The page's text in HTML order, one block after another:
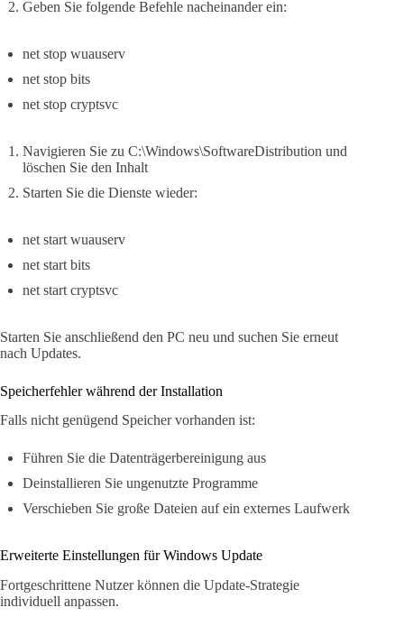
Geben Sie folgende Befehle nacheinander ein:
net stop wuauserv
net stop bits
net stop cryptsvc
Navigieren Sie zu C:\Windows\SoftwareDistribution und
löschen Sie den Inhalt
Starten Sie die Dienste wieder:
net start wuauserv
net start bits
net start cryptsvc
Starten Sie anschließend den PC neu und suchen Sie erneut
nach Updates.
Speicherfehler während der Installation
Falls nicht genügend Speicher vorhanden ist:
Führen Sie die Datenträgerbereinigung aus
Deinstallieren Sie ungenutzte Programme
Verschieben Sie große Dateien auf ein externes Laufwerk
Erweiterte Einstellungen für Windows Update
Fortgeschrittene Nutzer können die Update-Strategie
individuell anpassen.